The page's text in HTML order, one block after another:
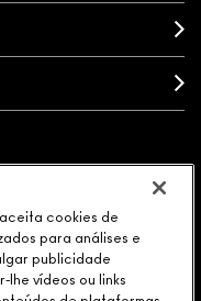
DE PRIVACIDADE
cookies de
para análises e
publicidade
lhe vídeos ou links